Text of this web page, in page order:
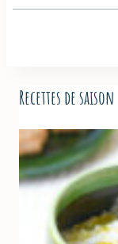
Recettes de saison